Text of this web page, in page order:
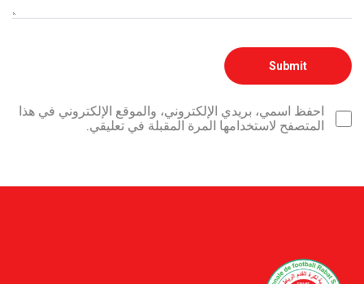
احفظ اسمي، بريدي الإلكتروني، والموقع الإلكتروني في هذا
المتصفح لاستخدامها المرة المقبلة في تعليقي.